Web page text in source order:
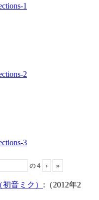
の4 › »
音ミク） :（2012年2